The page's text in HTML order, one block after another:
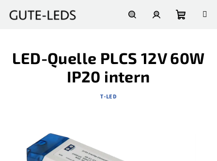
Inhalt
LED-Quelle PLCS 12V 60W
IP20 intern
T-LED